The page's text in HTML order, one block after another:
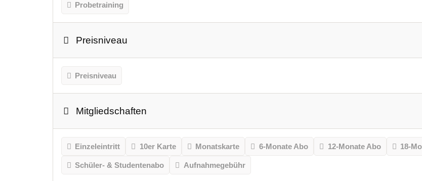
Probetraining
Preisniveau
Preisniveau
Mitgliedschaften
Einzeleintritt 10er Karte Monatskarte 6-Monate Abo 12-Monate Abo 18-
Schüler- & Studentenabo Aufnahmegebühr